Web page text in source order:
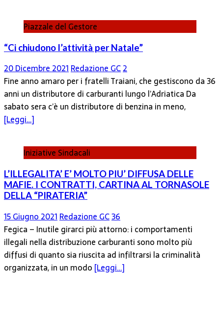
Piazzale del Gestore
“Ci chiudono l’attività per Natale”
20 Dicembre 2021Redazione GC2
Fine anno amaro per i fratelli Traiani, che gestiscono da 36
anni un distributore di carburanti lungo l’Adriatica Da
sabato sera c’è un distributore di benzina in meno,
[Leggi…]
Iniziative Sindacali
L’ILLEGALITA’ E’ MOLTO PIU’ DIFFUSA DELLE
MAFIE. I CONTRATTI, CARTINA AL TORNASOLE
DELLA “PIRATERIA”
15 Giugno 2021 Redazione GC36
Fegica – Inutile girarci più attorno: i comportamenti
illegali nella distribuzione carburanti sono molto più
diffusi di quanto sia riuscita ad infiltrarsi la criminalità
organizzata, in un modo [Leggi…]